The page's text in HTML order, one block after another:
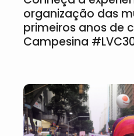
organização das
primeiros anos de
Campesina